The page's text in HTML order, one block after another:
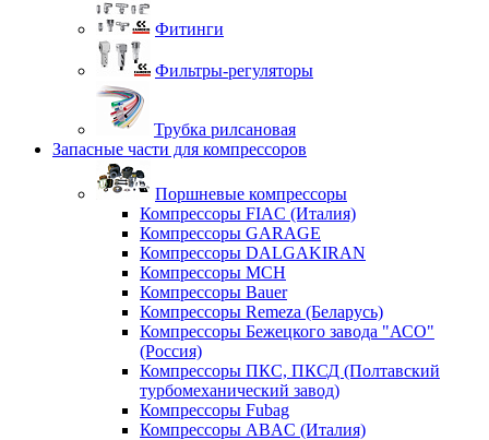
Фитинги
Фильтры-регуляторы
Трубка рилсановая
Запасные части для компрессоров
Поршневые компрессоры
Компрессоры FIAC (Италия)
Компрессоры GARAGE
Компрессоры DALGAKIRAN
Компрессоры MCH
Компрессоры Bauer
Компрессоры Remeza (Беларусь)
Компрессоры Бежецкого завода "АСО"
(Россия)
Компрессоры ПКС, ПКСД (Полтавский
турбомеханический завод)
Компрессоры Fubag
Компрессоры ABAC (Италия)